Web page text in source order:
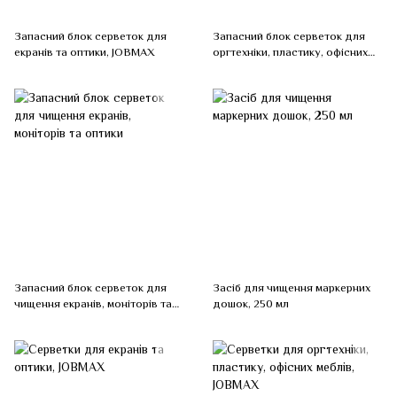
Запасний блок серветок для
екранів та оптики, JOBMAX
Запасний блок серветок для
оргтехніки, пластику, офісних
Запасний блок серветок для
чищення екранів, моніторів та
Засіб для чищення маркерних
дошок, 250 мл